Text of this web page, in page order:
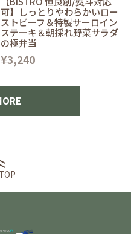
可】しっとりやわらかいロー
ストビーフ＆特製サーロイン
ステーキ＆朝採れ野菜サラダ
の極弁当
¥3,240